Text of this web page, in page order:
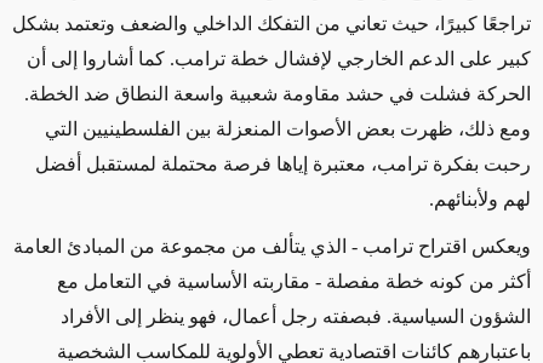
تراجعًا كبيرًا، حيث تعاني من التفكك الداخلي والضعف وتعتمد بشكل
كبير على الدعم الخارجي لإفشال خطة ترامب. كما أشاروا إلى أن
الحركة فشلت في حشد مقاومة شعبية واسعة النطاق ضد الخطة.
ومع ذلك، ظهرت بعض الأصوات المنعزلة بين الفلسطينيين التي
رحبت بفكرة ترامب، معتبرة إياها فرصة محتملة لمستقبل أفضل
لهم ولأبنائهم.
ويعكس اقتراح ترامب - الذي يتألف من مجموعة من المبادئ العامة
أكثر من كونه خطة مفصلة - مقاربته الأساسية في التعامل مع
الشؤون السياسية. فبصفته رجل أعمال، فهو ينظر إلى الأفراد
باعتبارهم كائنات اقتصادية تعطي الأولوية للمكاسب الشخصية